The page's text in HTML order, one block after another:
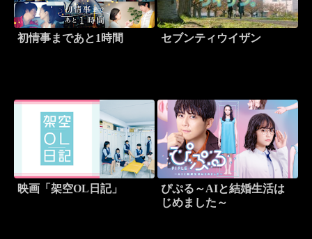
初情事まであと1時間 セブンティウイザン
映画「架空OL日記」
ぴぷる～AIと結婚生活は
じめました～